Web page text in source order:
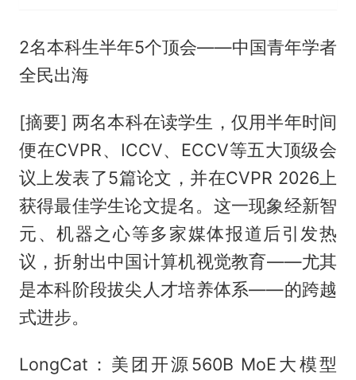
2名本科生半年5个顶会——中国青年学者
全民出海
[摘要] 两名本科在读学生，仅用半年时间
便在CVPR、ICCV、ECCV等五大顶级会
议上发表了5篇论文，并在CVPR 2026上
获得最佳学生论文提名。这一现象经新智
元、机器之心等多家媒体报道后引发热
议，折射出中国计算机视觉教育——尤其
是本科阶段拔尖人才培养体系——的跨越
式进步。
LongCat：美团开源560B MoE大模型